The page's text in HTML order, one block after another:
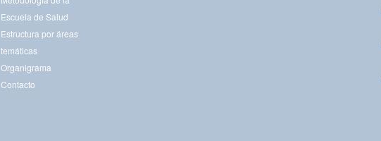
Escuela de Salud
Estructura por áreas
temáticas
Organigrama
Contacto